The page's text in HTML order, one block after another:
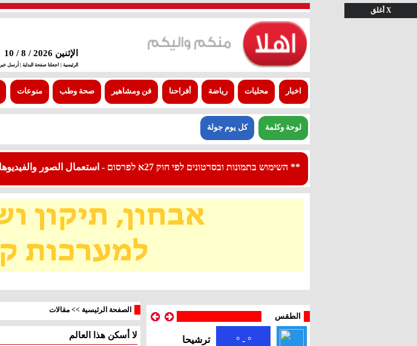
X أغلق
الإثنين 2026 / 8 / 10
الرئيسية | اجعلنا صفحة البداية | أرسل خبر
اخبار محليات رياضة أفراحنا فن ومشاهير صحة وطب منوعات
لوحة وكلمة كل يوم جولة
** השימוש בתמונות ובסרטונים לפי חוק 27א לפרסום - استعمال الصور والفيديوهات حسب قانون بند 27 أ لقانون النشر
الطقس
° - ° ترشيحا ° - °
الصفحة الرئيسية >> مقالات
لا أسكن هذا العالم